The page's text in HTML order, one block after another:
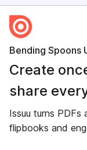
Bending Spoons
Create
share
Issuu turns
flipbooks and